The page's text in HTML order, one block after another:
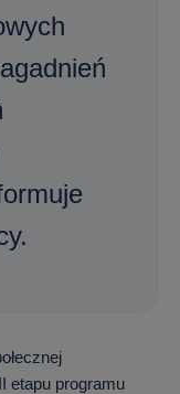
etapu programu